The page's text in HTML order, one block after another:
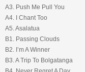
A3. Push Me Pull You
A4. I Chant Too
A5. Asalatua
B1. Passing Clouds
B2. I’m A Winner
B3. A Trip To Bolgatanga